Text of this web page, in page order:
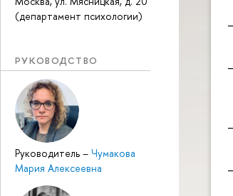
(департамент психологии)
РУКОВОДСТВО
Руководитель – Чумакова
Мария Алексеевна